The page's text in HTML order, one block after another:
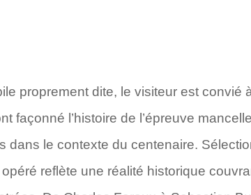
proprement dite, le visiteur est convié
façonné l’histoire de l’épreuve
dans le contexte du centenaire.
reflète une réalité historique